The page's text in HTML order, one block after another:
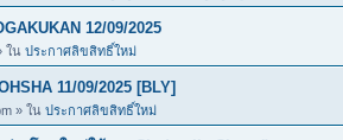
12/09/2025
ใน ประกาศลิขสิทธิ์ใหม่
11/09/2025 [BLY]
» ใน ประกาศลิขสิทธิ์ใหม่